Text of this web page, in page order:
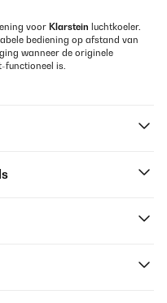
voor Klarstein luchtkoeler.
bediening op afstand van
wanneer de originele
functioneel is.